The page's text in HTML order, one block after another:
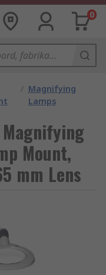
0
/ Magnifying
Lamps
Magnifying
Mount,
mm Lens